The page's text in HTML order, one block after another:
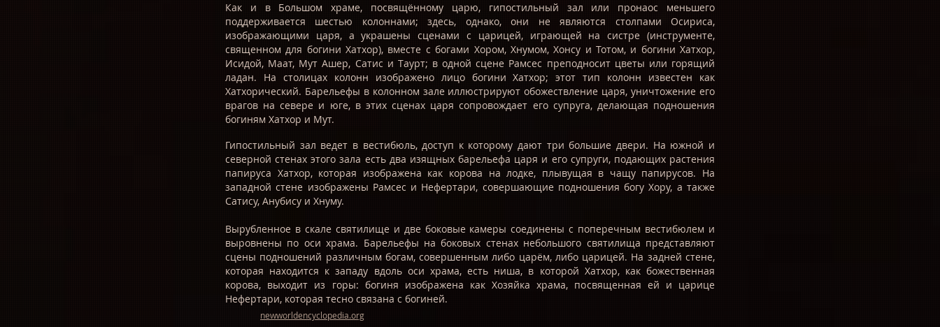
Как и в Большом храме, посвящённому царю, гипостильный зал или пронаос меньшего
поддерживается шестью колоннами; здесь, однако, они не являются столпами Осириса,
изображающими царя, а украшены сценами с царицей, играющей на систре (инструменте,
священном для богини Хатхор), вместе с богами Хором, Хнумом, Хонсу и Тотом, и богини Хатхор,
Исидой, Маат, Мут Ашер, Сатис и Таурт; в одной сцене Рамсес преподносит цветы или горящий
ладан. На столицах колонн изображено лицо богини Хатхор; этот тип колонн известен как
Хатхорический. Барельефы в колонном зале иллюстрируют обожествление царя, уничтожение его
врагов на севере и юге, в этих сценах царя сопровождает его супруга, делающая подношения
богиням Хатхор и Мут.
Гипостильный зал ведет в вестибюль, доступ к которому дают три большие двери. На южной и
северной стенах этого зала есть два изящных барельефа царя и его супруги, подающих растения
папируса Хатхор, которая изображена как корова на лодке, плывущая в чащу папирусов. На
западной стене изображены Рамсес и Нефертари, совершающие подношения богу Хору, а также
Сатису, Анубису и Хнуму.
Вырубленное в скале святилище и две боковые камеры соединены с поперечным вестибюлем и
выровнены по оси храма. Барельефы на боковых стенах небольшого святилища представляют
сцены подношений различным богам, совершенным либо царём, либо царицей. На задней стене,
которая находится к западу вдоль оси храма, есть ниша, в которой Хатхор, как божественная
корова, выходит из горы: богиня изображена как Хозяйка храма, посвященная ей и царице
Нефертари, которая тесно связана с богиней.
newworldencyclopedia.org